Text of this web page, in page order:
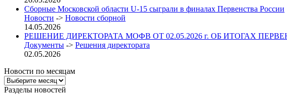
Сборные Московской области U-15 сыграли в финалах Первенства России
Новости -> Новости сборной
14.05.2026
РЕШЕНИЕ ДИРЕКТОРАТА МОФВ ОТ 02.05.2026 г. ОБ ИТОГАХ
Документы -> Решения директората
02.05.2026
Новости по месяцам
Новости
по
Разделы новостей